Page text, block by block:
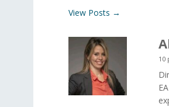
View Posts →
10